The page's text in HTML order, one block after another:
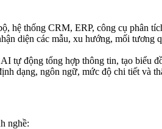
hệ thống CRM, ERP, công cụ phân
diện các mẫu, xu hướng, mối
tự động tổng hợp thông tin, tạo biểu
dạng, ngôn ngữ, mức độ chi tiết và
nghề: